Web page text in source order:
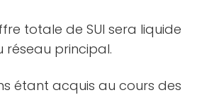
totale de SUI sera liquide
principal.
étant acquis au cours des